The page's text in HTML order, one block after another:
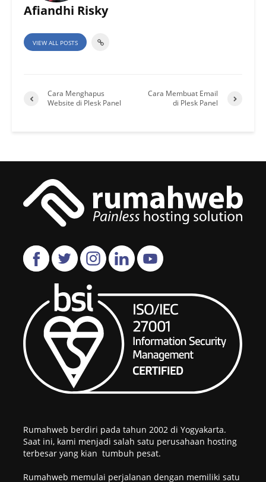
Afiandhi Risky
VIEW ALL POSTS
Cara Menghapus
Website di Plesk Panel
Cara Membuat Email
di Plesk Panel
Rumahweb berdiri pada tahun 2002 di Yogyakarta.
Saat ini, kami menjadi salah satu perusahaan hosting
terbesar yang kian tumbuh pesat.
Rumahweb memulai perjalanan dengan memiliki satu